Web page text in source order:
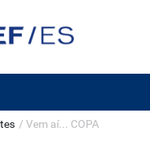
/ Vem aí... COPA